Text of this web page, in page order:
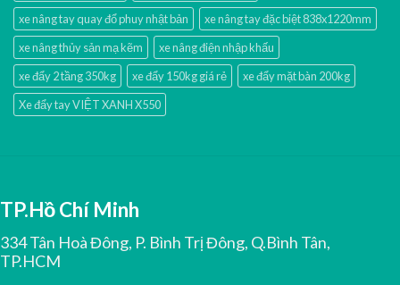
xe nâng tay quay đổ phuy nhật bản
xe nâng tay đặc biệt 838x1220mm
xe nâng thủy sản mạ kẽm
xe nâng điện nhập khấu
xe đẩy 2 tầng 350kg
xe đẩy 150kg giá rẻ
xe đẩy mặt bàn 200kg
Xe đẩy tay VIỆT XANH X550
TP.Hồ Chí Minh
334 Tân Hoà Đông, P. Bình Trị Đông, Q.Bình Tân,
TP.HCM